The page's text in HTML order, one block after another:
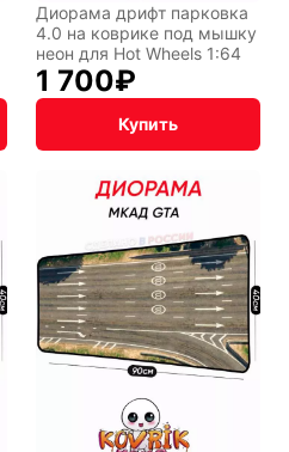
Диорама дрифт парковка
4.0 на коврике под мышку
неон для Hot Wheels 1:64
1 700₽
Купить